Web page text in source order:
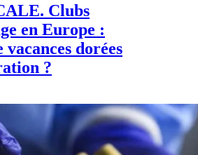
Clubs
en Europe :
dorées
?